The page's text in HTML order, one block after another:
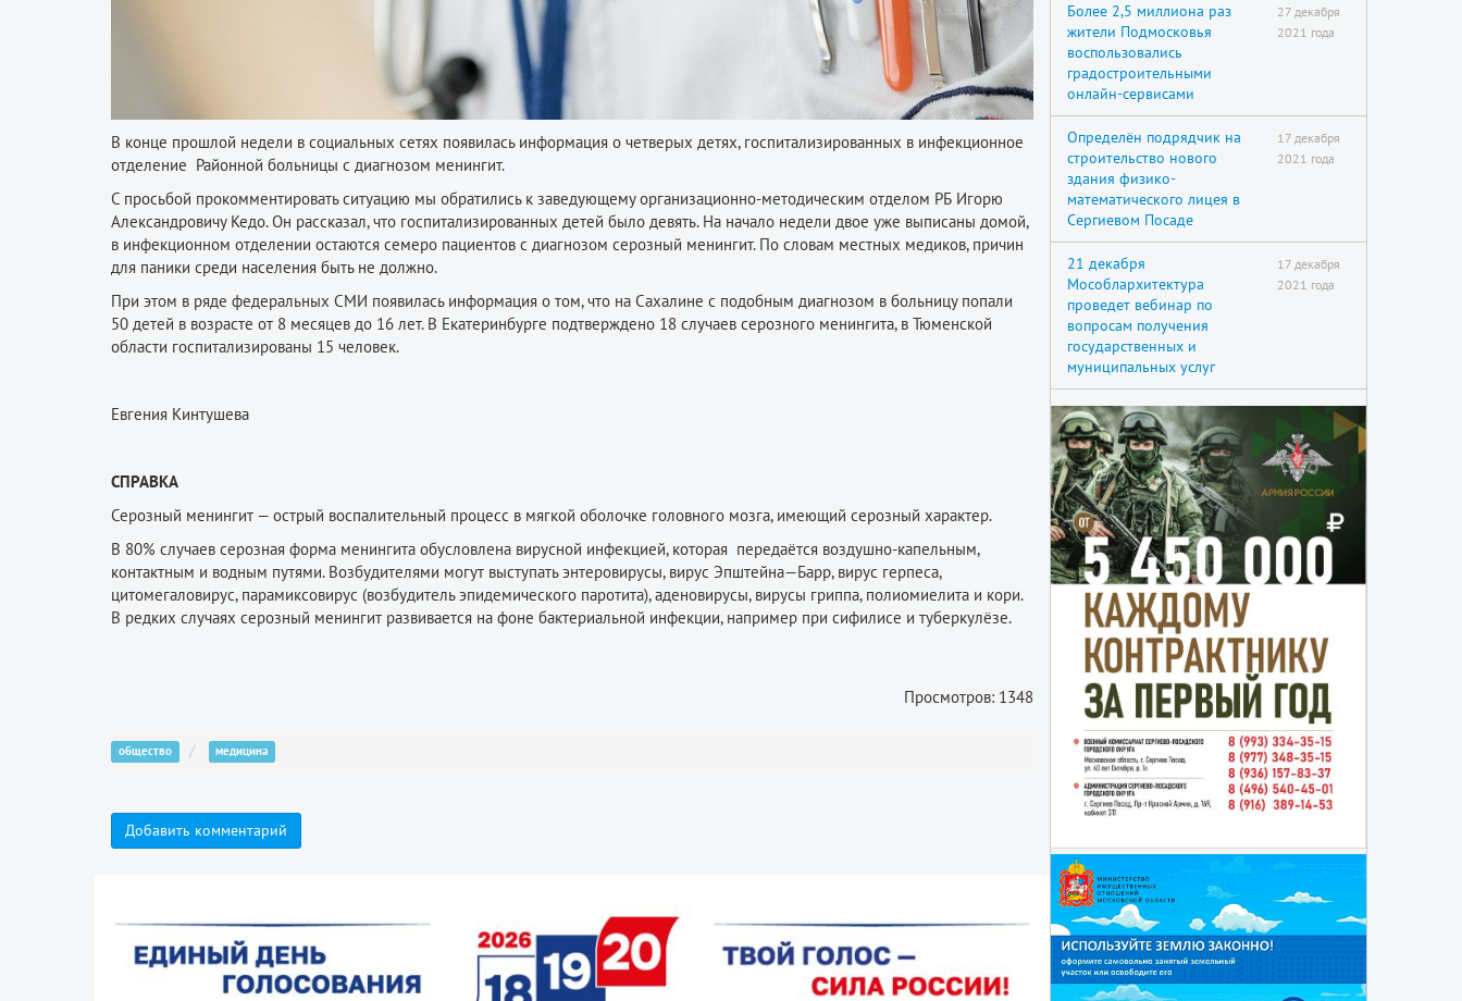
В конце прошлой недели в социальных сетях появилась информация о четверых детях, госпитализированных в инфекционное
отделение Районной больницы с диагнозом менингит.
С просьбой прокомментировать ситуацию мы обратились к заведующему организационно-методическим отделом РБ Игорю
Александровичу Кедо. Он рассказал, что госпитализированных детей было девять. На начало недели двое уже выписаны домой,
в инфекционном отделении остаются семеро пациентов с диагнозом серозный менингит. По словам местных медиков, причин
для паники среди населения быть не должно.
При этом в ряде федеральных СМИ появилась информация о том, что на Сахалине с подобным диагнозом в больницу попали
50 детей в возрасте от 8 месяцев до 16 лет. В Екатеринбурге подтверждено 18 случаев серозного менингита, в Тюменской
области госпитализированы 15 человек.
Евгения Кинтушева
СПРАВКА
Серозный менингит — острый воспалительный процесс в мягкой оболочке головного мозга, имеющий серозный характер.
В 80% случаев серозная форма менингита обусловлена вирусной инфекцией, которая передаётся воздушно-капельным,
контактным и водным путями. Возбудителями могут выступать энтеровирусы, вирус Эпштейна—Барр, вирус герпеса,
цитомегаловирус, парамиксовирус (возбудитель эпидемического паротита), аденовирусы, вирусы гриппа, полиомиелита и кори.
В редких случаях серозный менингит развивается на фоне бактериальной инфекции, например при сифилисе и туберкулёзе.
Просмотров: 1348
общество медицина
Добавить комментарий
Более 2,5 миллиона раз
жители Подмосковья
воспользовались
градостроительными
онлайн-сервисами
27 декабря
2021 года
Определён подрядчик на
строительство нового
здания физико-
математического лицея в
Сергиевом Посаде
17 декабря
2021 года
21 декабря
Мособлархитектура
проведет вебинар по
вопросам получения
государственных и
муниципальных услуг
17 декабря
2021 года